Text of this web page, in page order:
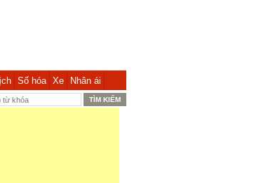
Số hóa Xe Nhân ái